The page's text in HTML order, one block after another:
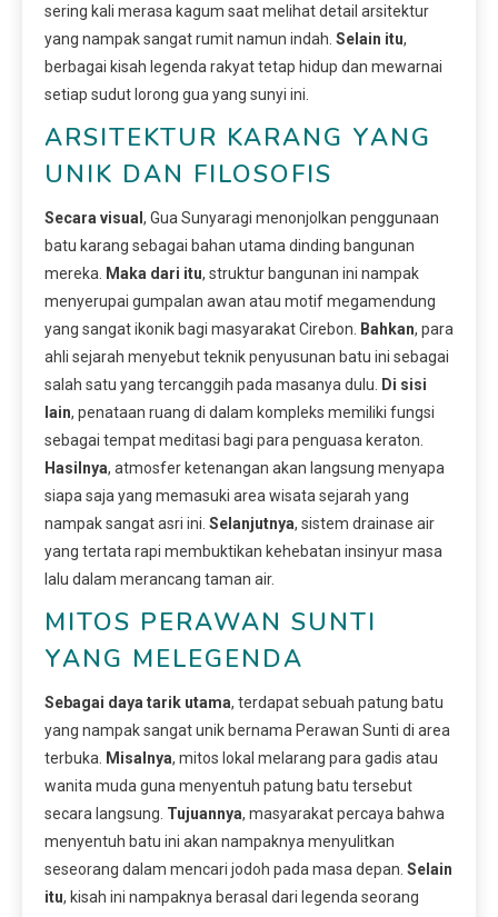
sering kali merasa kagum saat melihat detail arsitektur
yang nampak sangat rumit namun indah. Selain itu,
berbagai kisah legenda rakyat tetap hidup dan mewarnai
setiap sudut lorong gua yang sunyi ini.
ARSITEKTUR KARANG YANG
UNIK DAN FILOSOFIS
Secara visual , Gua Sunyaragi menonjolkan penggunaan
batu karang sebagai bahan utama dinding bangunan
mereka.
Maka dari itu, struktur bangunan ini nampak
menyerupai gumpalan awan atau motif megamendung
yang sangat ikonik bagi masyarakat Cirebon.
Bahkan, para
ahli sejarah menyebut teknik penyusunan batu ini sebagai
salah satu yang tercanggih pada masanya dulu.
Di sisi
lain, penataan ruang di dalam kompleks memiliki fungsi
sebagai tempat meditasi bagi para penguasa keraton.
Hasilnya, atmosfer ketenangan akan langsung menyapa
siapa saja yang memasuki area wisata sejarah yang
nampak sangat asri ini. Selanjutnya, sistem drainase air
yang tertata rapi membuktikan kehebatan insinyur masa
lalu dalam merancang taman air.
MITOS PERAWAN SUNTI
YANG MELEGENDA
Sebagai daya tarik utama, terdapat sebuah patung batu
yang nampak sangat unik bernama Perawan Sunti di area
terbuka.
Misalnya, mitos lokal melarang para gadis atau
wanita muda guna menyentuh patung batu tersebut
secara langsung. Tujuannya, masyarakat percaya bahwa
menyentuh batu ini akan nampaknya menyulitkan
seseorang dalam mencari jodoh pada masa depan. Selain
itu, kisah ini nampaknya berasal dari legenda seorang